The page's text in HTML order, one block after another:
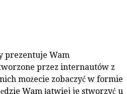
prezentuje Wam
przez internautów z
możecie zobaczyć w formie
Wam łatwiej je stworzyć u